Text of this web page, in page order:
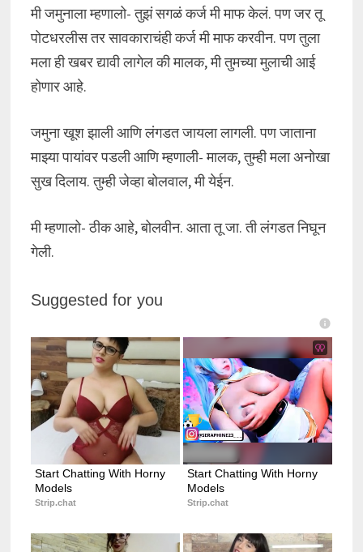
मी जमुनाला म्हणालो- तुझं सगळं कर्ज मी माफ केलं. पण जर तू
पोटधरलीस तर सावकाराचंही कर्ज मी माफ करवीन. पण तुला
मला ही खबर द्यावी लागेल की मालक, मी तुमच्या मुलाची आई
होणार आहे.
जमुना खूश झाली आणि लंगडत जायला लागली. पण जाताना
माझ्या पायांवर पडली आणि म्हणाली- मालक, तुम्ही मला अनोखा
सुख दिलाय. तुम्ही जेव्हा बोलवाल, मी येईन.
मी म्हणालो- ठीक आहे, बोलवीन. आता तू जा. ती लंगडत निघून
गेली.
Suggested for you
Start Chatting With Horny
Models
Strip.chat
Start Chatting With Horny
Models
Strip.chat